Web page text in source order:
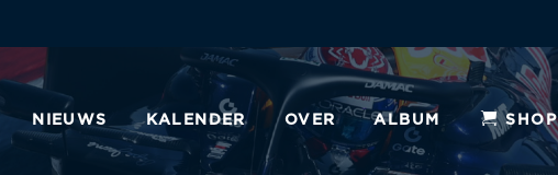
NIEUWS KALENDER OVER ALBUM SHOP